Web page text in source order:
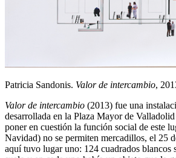
Patricia Sandonis. Valor de intercambio,
Valor de intercambio (2013) fue una
desarrollada en la Plaza Mayor de
poner en cuestión la función social de este
Navidad) no se permiten mercadillos, el 25
aquí tuvo lugar uno: 124 cuadrados blancos